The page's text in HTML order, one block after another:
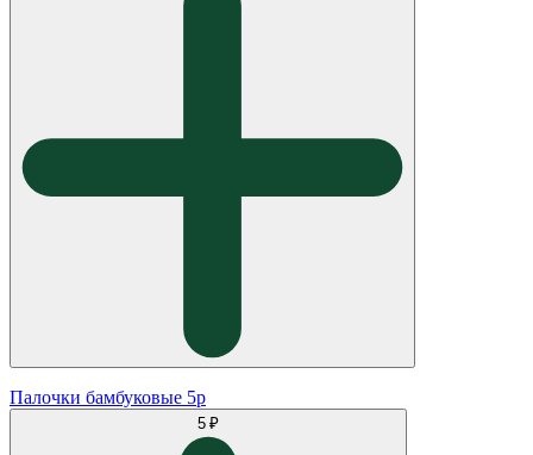
Палочки бамбуковые 5р
5 ₽